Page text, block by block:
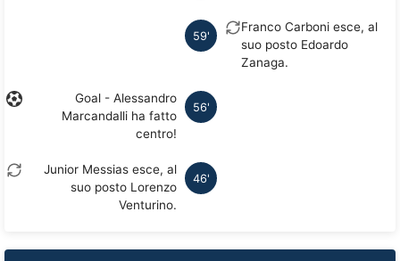
59'
Franco Carboni esce, al
suo posto Edoardo
Zanaga.
56'
Goal - Alessandro
Marcandalli ha fatto
centro!
46'
Junior Messias esce, al
suo posto Lorenzo
Venturino.